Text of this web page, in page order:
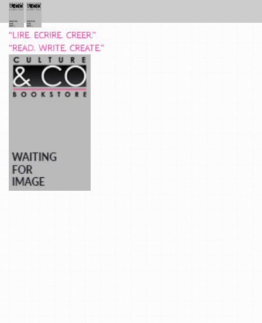
“LIRE. ECRIRE. CREER.”
“READ. WRITE. CREATE.”